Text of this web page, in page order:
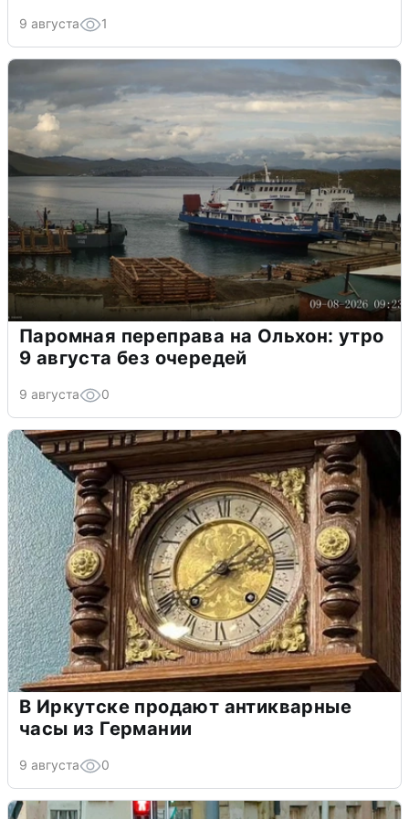
9 августа 1
Паромная переправа на Ольхон: утро
9 августа без очередей
9 августа 0
В Иркутске продают антикварные
часы из Германии
9 августа 0